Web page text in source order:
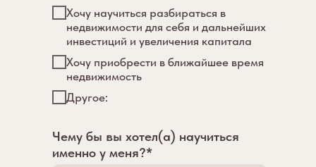
Хочу научиться разбираться в
недвижимости для себя и дальнейших
инвестиций и увеличения капитала
Хочу приобрести в ближайшее время
недвижимость
Другое:
Чему бы вы хотел(а) научиться
именно у меня?*